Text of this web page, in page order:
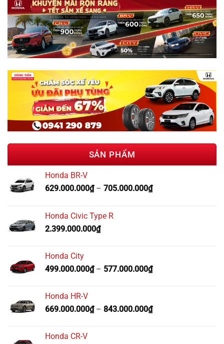
SẢN PHẨM
Honda BR-V
629.000.000₫– 705.000.000₫
Honda Civic Type R
2.399.000.000₫
Honda City
499.000.000₫– 577.000.000₫
Honda HR-V
669.000.000₫– 843.000.000₫
Honda CR-V